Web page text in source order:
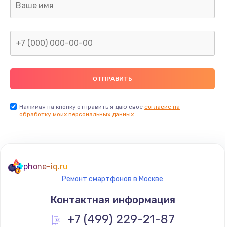
Замена дисплея
1200 руб.
Заказать
Замена тачпада
1330 руб.
Заказать
Нажимая на кнопку отправить я даю свое согласие на
обработку моих персональных данных.
phone-iq.ru
Ремонт смартфонов в Москве
Контактная информация
+7 (499) 229-21-87